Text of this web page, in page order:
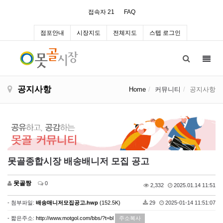
접속자 21 FAQ
점포안내 시장지도 전체지도 스텝 로그인
공지사항 Home 커뮤니티 공지사항
못골종합시장 배송배니저 모집 공고
못골짱 0 2,332 2025.01.14 11:51
- 첨부파일: 배송매니저모집공고.hwp (152.5K) 29 2025-01-14 11:51:07
- 짧은주소: http://www.motgol.com/bbs/?t=bl 주소복사